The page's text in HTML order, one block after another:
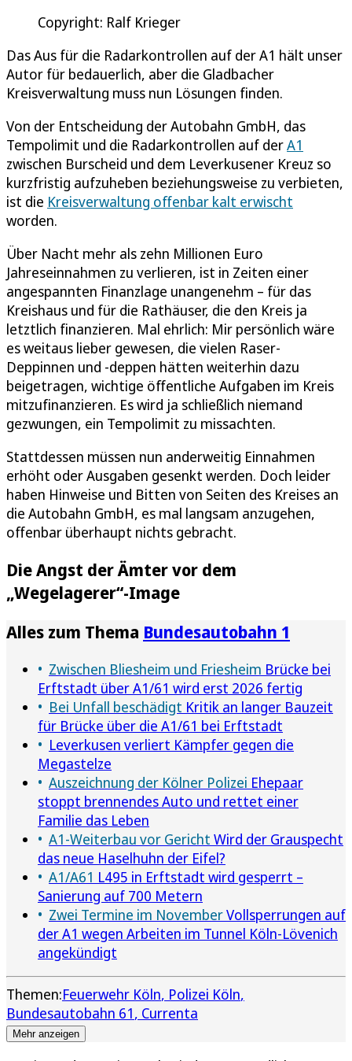
Copyright: Ralf Krieger
Das Aus für die Radarkontrollen auf der A1 hält unser
Autor für bedauerlich, aber die Gladbacher
Kreisverwaltung muss nun Lösungen finden.
Von der Entscheidung der Autobahn GmbH, das
Tempolimit und die Radarkontrollen auf derA1
zwischen Burscheid und dem Leverkusener Kreuz so
kurzfristig aufzuheben beziehungsweise zu verbieten,
ist die Kreisverwaltung offenbar kalt erwischt
worden.
Über Nacht mehr als zehn Millionen Euro
Jahreseinnahmen zu verlieren, ist in Zeiten einer
angespannten Finanzlage unangenehm – für das
Kreishaus und für die Rathäuser, die den Kreis ja
letztlich finanzieren. Mal ehrlich: Mir persönlich wäre
es weitaus lieber gewesen, die vielen Raser-
Deppinnen und -deppen hätten weiterhin dazu
beigetragen, wichtige öffentliche Aufgaben im Kreis
mitzufinanzieren. Es wird ja schließlich niemand
gezwungen, ein Tempolimit zu missachten.
Stattdessen müssen nun anderweitig Einnahmen
erhöht oder Ausgaben gesenkt werden. Doch leider
haben Hinweise und Bitten von Seiten des Kreises an
die Autobahn GmbH, es mal langsam anzugehen,
offenbar überhaupt nichts gebracht.
Die Angst der Ämter vor dem
„Wegelagerer“-Image
Alles zum Thema Bundesautobahn 1
Zwischen Bliesheim und Friesheim Brücke bei
Erftstadt über A1/61 wird erst 2026 fertig
Bei Unfall beschädigt Kritik an langer Bauzeit
für Brücke über die A1/61 bei Erftstadt
Leverkusen verliert Kämpfer gegen die
Megastelze
Auszeichnung der Kölner Polizei Ehepaar
stoppt brennendes Auto und rettet einer
Familie das Leben
A1-Weiterbau vor Gericht Wird der Grauspecht
das neue Haselhuhn der Eifel?
A1/A61 L495 in Erftstadt wird gesperrt –
Sanierung auf 700 Metern
Zwei Termine im NovemberVollsperrungen auf
der A1 wegen Arbeiten im Tunnel Köln-Lövenich
angekündigt
Themen:Feuerwehr Köln Polizei Köln
Bundesautobahn 61 Currenta
Mehr anzeigen